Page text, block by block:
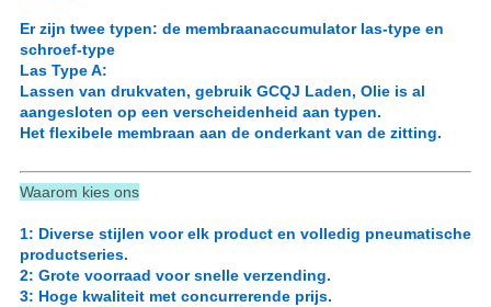
Er zijn twee typen: de membraanaccumulator las-type en
schroef-type
Las Type A:
Lassen van drukvaten, gebruik GCQJ Laden, Olie is al
aangesloten op een verscheidenheid aan typen.
Het flexibele membraan aan de onderkant van de zitting.
Waarom kies ons
1: Diverse stijlen voor elk product en volledig pneumatische
productseries.
2: Grote voorraad voor snelle verzending.
3: Hoge kwaliteit met concurrerende prijs.